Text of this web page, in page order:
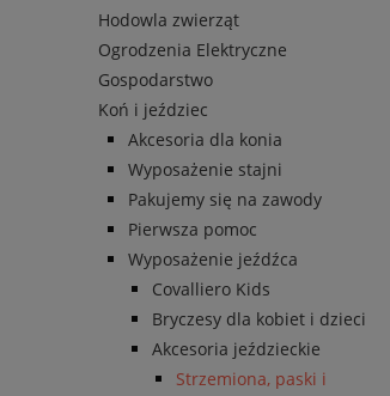
Hodowla zwierząt
Ogrodzenia Elektryczne
Gospodarstwo
Koń i jeździec
Akcesoria dla konia
Wyposażenie stajni
Pakujemy się na zawody
Pierwsza pomoc
Wyposażenie jeźdźca
Covalliero Kids
Bryczesy dla kobiet i dzieci
Akcesoria jeździeckie
Strzemiona, paski i